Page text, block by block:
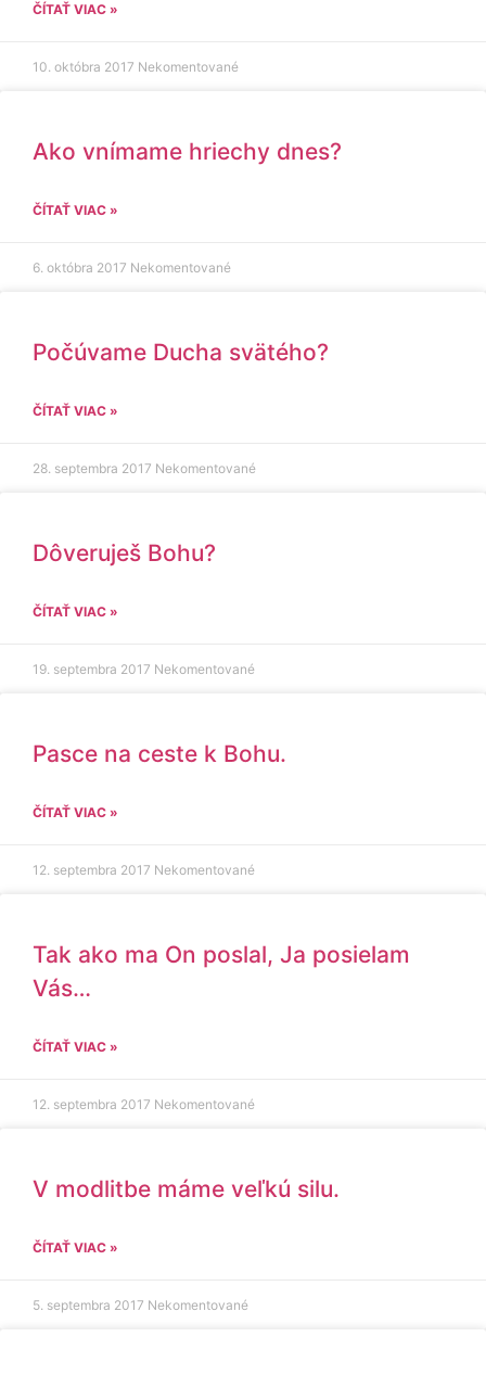
ČÍTAŤ VIAC »
10. októbra 2017 Nekomentované
Ako vnímame hriechy dnes?
ČÍTAŤ VIAC »
6. októbra 2017 Nekomentované
Počúvame Ducha svätého?
ČÍTAŤ VIAC »
28. septembra 2017 Nekomentované
Dôveruješ Bohu?
ČÍTAŤ VIAC »
19. septembra 2017 Nekomentované
Pasce na ceste k Bohu.
ČÍTAŤ VIAC »
12. septembra 2017 Nekomentované
Tak ako ma On poslal, Ja posielam
Vás…
ČÍTAŤ VIAC »
12. septembra 2017 Nekomentované
V modlitbe máme veľkú silu.
ČÍTAŤ VIAC »
5. septembra 2017 Nekomentované